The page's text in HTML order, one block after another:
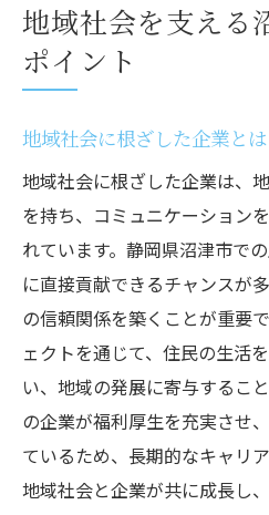
地域社会を支える
ポイント
地域社会に根ざした企業とは
地域社会に根ざした企業は、
を持ち、コミュニケーション
れています。静岡県沼津市で
に直接貢献できるチャンスが
の信頼関係を築くことが重要
ェクトを通じて、住民の生活
い、地域の発展に寄与するこ
の企業が福利厚生を充実させ
ているため、長期的なキャリ
地域社会と企業が共に成長し